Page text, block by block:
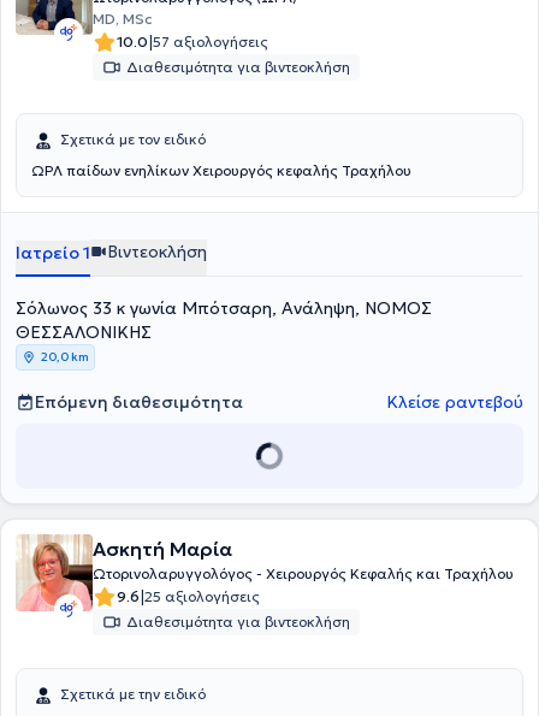
MD, MSc
10.0|57 αξιολογήσεις
Διαθεσιμότητα για βιντεοκλήση
Σχετικά με τον ειδικό
ΩΡΛ παίδων ενηλίκων Χειρουργός κεφαλής Τραχήλου
Ιατρείο 1 Βιντεοκλήση
Σόλωνος 33 κ γωνία Μπότσαρη, Ανάληψη, ΝΟΜΟΣ
ΘΕΣΣΑΛΟΝΙΚΗΣ
20,0 km
Επόμενη διαθεσιμότητα Κλείσε ραντεβού
Ασκητή Μαρία
Ωτορινολαρυγγολόγος - Χειρουργός Κεφαλής και Τραχήλου
9.6|25 αξιολογήσεις
Διαθεσιμότητα για βιντεοκλήση
Σχετικά με την ειδικό